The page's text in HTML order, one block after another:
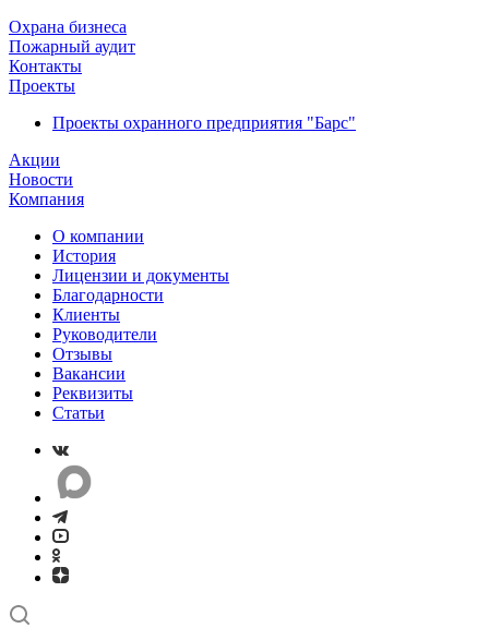
Охрана бизнеса
Пожарный аудит
Контакты
Проекты
Проекты охранного предприятия "Барс"
Акции
Новости
Компания
О компании
История
Лицензии и документы
Благодарности
Клиенты
Руководители
Отзывы
Вакансии
Реквизиты
Статьи